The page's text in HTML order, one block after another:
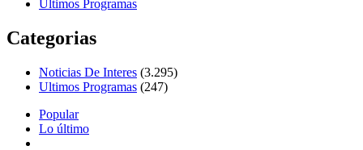
Ultimos Programas
Categorias
Noticias De Interes (3.295)
Ultimos Programas (247)
Popular
Lo último